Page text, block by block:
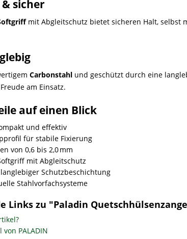
sicher
mit Abgleitschutz bietet sicheren Halt, selbst
Carbonstahl und geschützt durch eine
am Einsatz.
auf einen Blick
und effektiv
für stabile Fixierung
von 0,6 bis 2,0 mm
mit Abgleitschutz
Schutzbeschichtung
Stahlvorfachsysteme
Links zu "Paladin
PALADIN